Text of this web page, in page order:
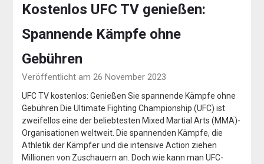
Kostenlos UFC TV genießen:
Spannende Kämpfe ohne
Gebühren
Veröffentlicht am 26 November 2023
UFC TV kostenlos: Genießen Sie spannende Kämpfe ohne
Gebühren Die Ultimate Fighting Championship (UFC) ist
zweifellos eine der beliebtesten Mixed Martial Arts (MMA)-
Organisationen weltweit. Die spannenden Kämpfe, die
Athletik der Kämpfer und die intensive Action ziehen
Millionen von Zuschauern an. Doch wie kann man UFC-